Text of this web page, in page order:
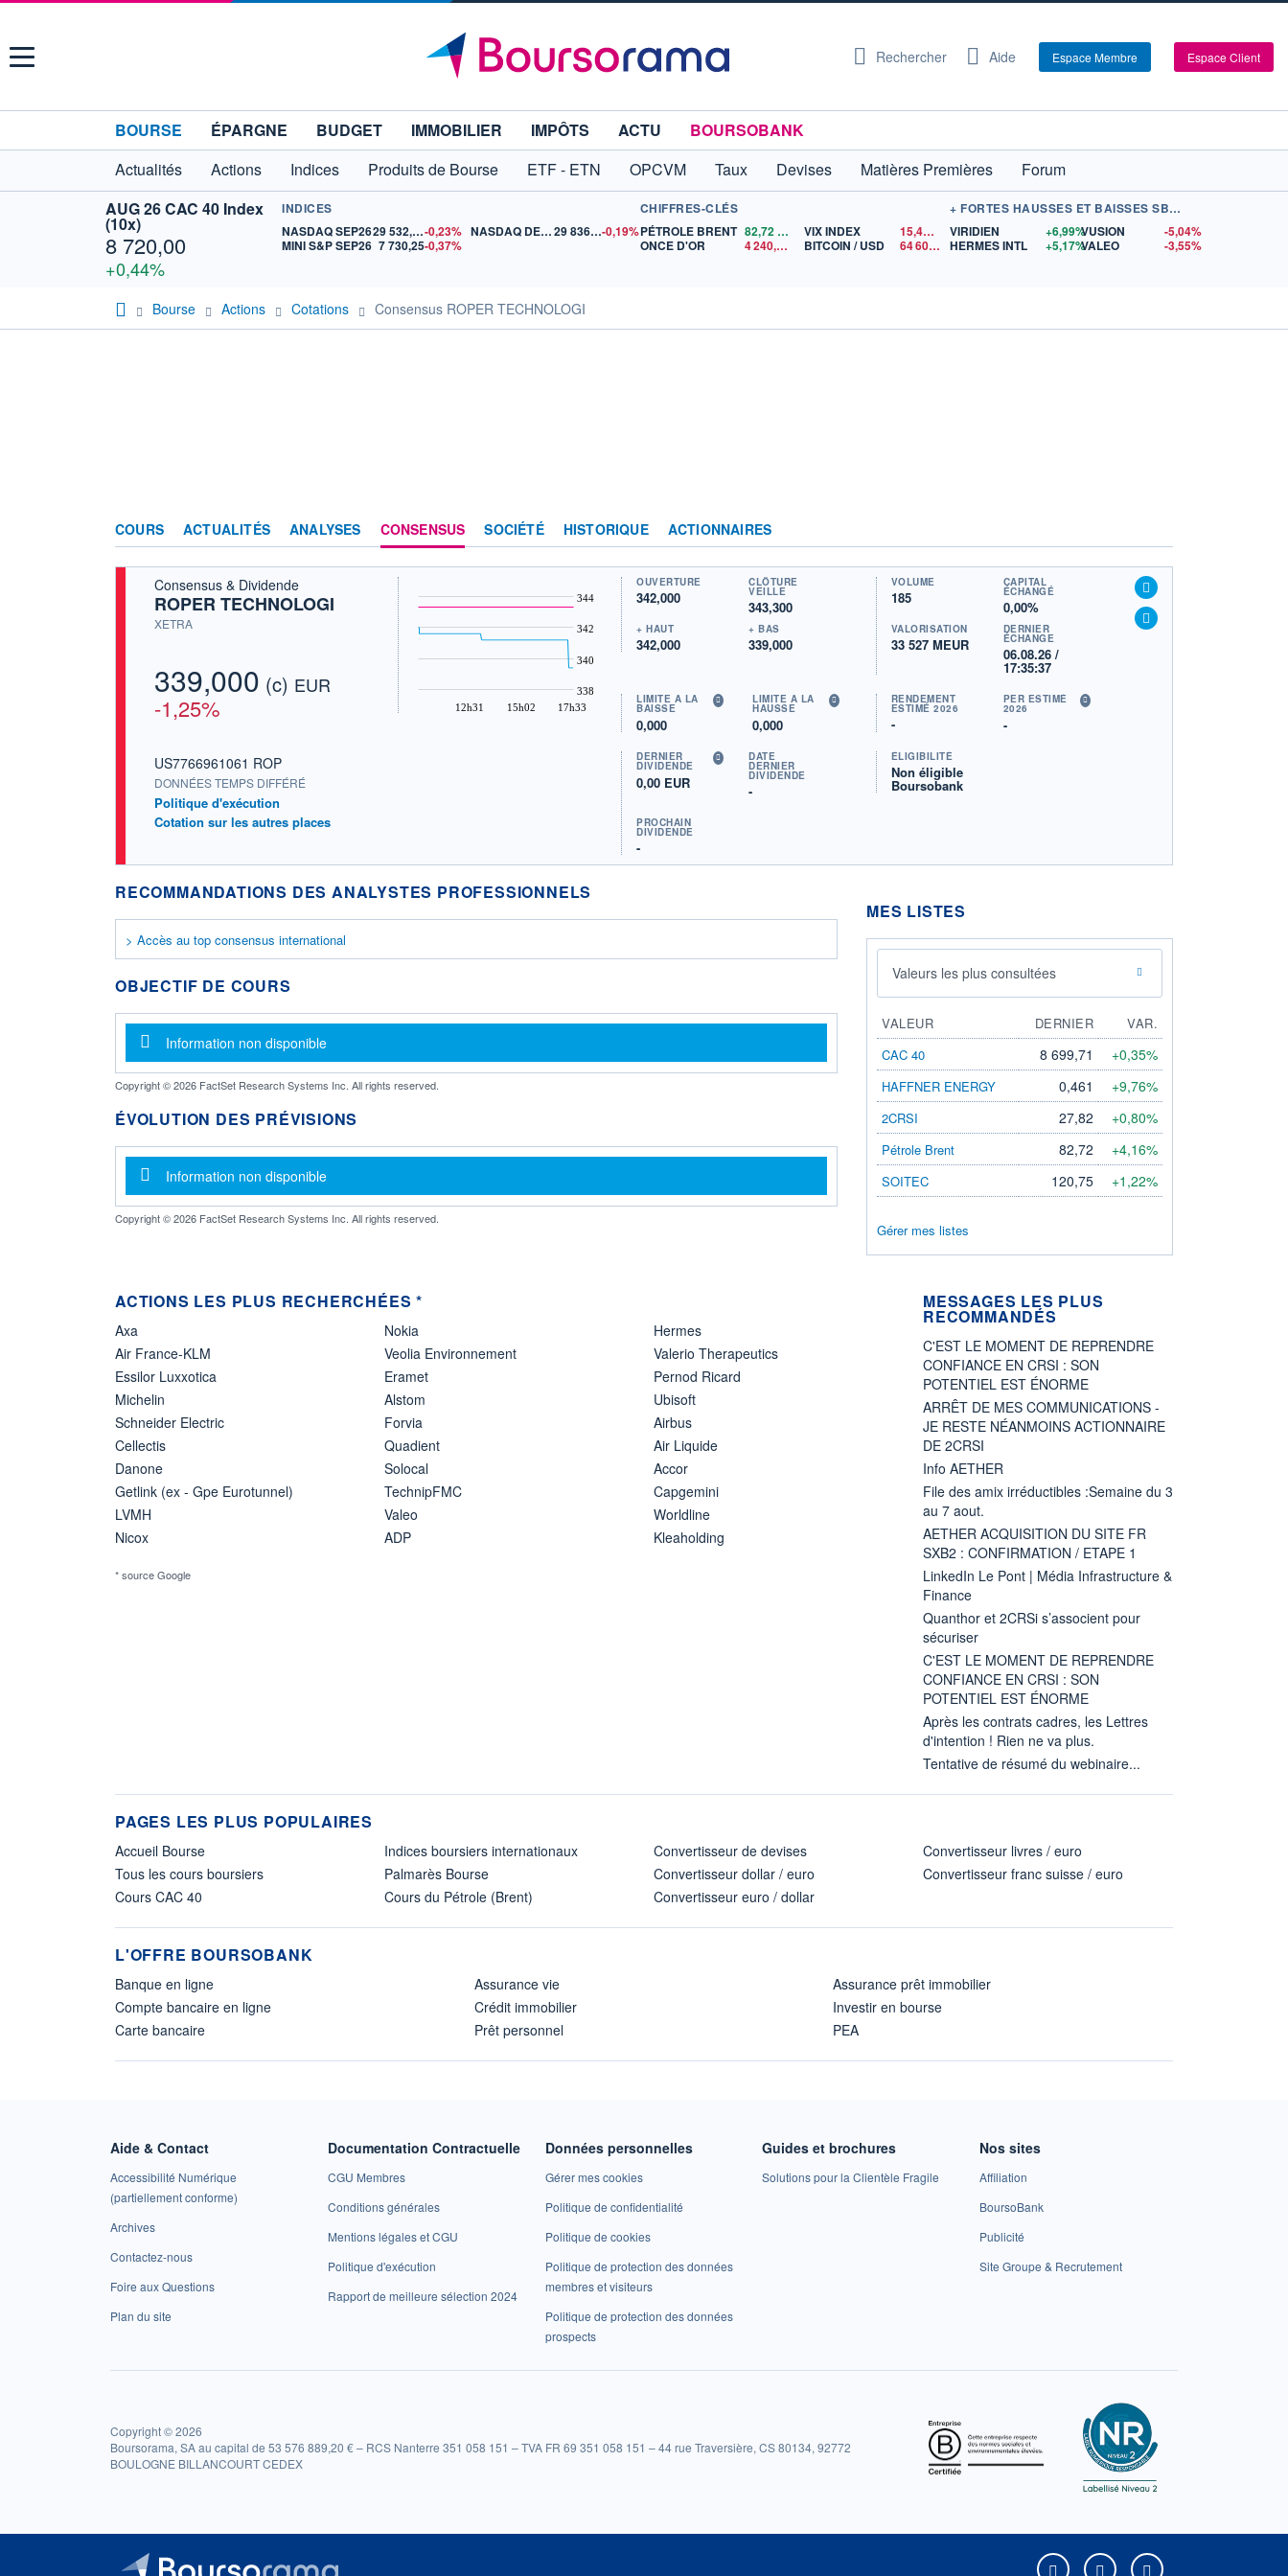
Menu Rechercher Aide Espace Membre Espace Client
BOURSE ÉPARGNE BUDGET IMMOBILIER IMPÔTS ACTU
BOURSOBANK
Actualités
Actions Indices Produits de Bourse ETF - ETN OPCVM Taux Devises Matières Premières
Forum
AUG 26 CAC 40 Index
(10x)
8 720,00
+0,44%
INDICES
NASDAQ SEP26
29 532,75-0,23%
MINI S&P SEP26 7 730,25-0,37%
NASDAQ DEC26 29 836,75-0,19%
CHIFFRES-CLÉS
PÉTROLE BRENT 82,72
ONCE D'OR
4 240,52 $US
VIX INDEX 15,42$US
BITCOIN / USD
64 609,64 $US
+ FORTES HAUSSES ET BAISSES SBF 120
VIRIDIEN
+6,99%
HERMES INTL
+5,17%
VUSION
-5,04%
VALEO
-3,55%
Bourse Actions Cotations Consensus ROPER TECHNOLOGI
COURS ACTUALITÉS ANALYSES CONSENSUS SOCIÉTÉ HISTORIQUE ACTIONNAIRES
Consensus & Dividende
ROPER TECHNOLOGI
XETRA
339,000 (c) EUR
-1,25%
US7766961061 ROP
DONNÉES TEMPS DIFFÉRÉ
Politique d'exécution
Cotation sur les autres places
12h31 15h02 17h33
338
340
342
344
OUVERTURE
342,000
CLÔTURE
VEILLE
343,300
+ HAUT
342,000
+ BAS
339,000
VOLUME
185
CAPITAL
ÉCHANGÉ
0,00%
VALORISATION
33 527 MEUR
DERNIER
ÉCHANGE
06.08.26 /
17:35:37
LIMITE À LA
BAISSE
0,000
LIMITE À LA
HAUSSE
0,000
RENDEMENT
ESTIMÉ 2026
-
PER ESTIMÉ
2026
-
DERNIER
DIVIDENDE
0,00 EUR
DATE
DERNIER
DIVIDENDE
-
PROCHAIN
DIVIDENDE
-
ÉLIGIBILITÉ
Non éligible
Boursobank
RECOMMANDATIONS DES ANALYSTES PROFESSIONNELS
> Accès au top consensus international
OBJECTIF DE COURS
Message d'information
Information non disponible
Copyright © 2026 FactSet Research Systems Inc. All rights reserved.
ÉVOLUTION DES PRÉVISIONS
Message d'information
Information non disponible
Copyright © 2026 FactSet Research Systems Inc. All rights reserved.
MES LISTES
Valeurs les plus consultées
VALEUR DERNIER
VAR.
CAC 40
8 699,71 +0,35%
HAFFNER ENERGY 0,461 +9,76%
2CRSI 27,82 +0,80%
Pétrole Brent 82,72 +4,16%
SOITEC 120,75 +1,22%
Gérer mes listes
ACTIONS LES PLUS RECHERCHÉES *
Axa
Air France-KLM
Essilor Luxxotica
Michelin
Schneider Electric
Cellectis
Danone
Getlink (ex - Gpe Eurotunnel)
LVMH
Nicox
Nokia
Veolia Environnement
Eramet
Alstom
Forvia
Quadient
Solocal
TechnipFMC
Valeo
ADP
Hermes
Valerio Therapeutics
Pernod Ricard
Ubisoft
Airbus
Air Liquide
Accor
Capgemini
Worldline
Kleaholding
* source Google
MESSAGES LES PLUS
RECOMMANDÉS
C'EST LE MOMENT DE REPRENDRE
CONFIANCE EN CRSI : SON
POTENTIEL EST ÉNORME
ARRÊT DE MES COMMUNICATIONS -
JE RESTE NÉANMOINS ACTIONNAIRE
DE 2CRSI
Info AETHER
File des amix irréductibles :Semaine du 3
au 7 aout.
AETHER ACQUISITION DU SITE FR
SXB2 : CONFIRMATION / ETAPE 1
LinkedIn Le Pont | Média Infrastructure &
Finance
Quanthor et 2CRSi s’associent pour
sécuriser
C'EST LE MOMENT DE REPRENDRE
CONFIANCE EN CRSI : SON
POTENTIEL EST ÉNORME
Après les contrats cadres, les Lettres
d'intention ! Rien ne va plus.
Tentative de résumé du webinaire...
PAGES LES PLUS POPULAIRES
Accueil Bourse
Tous les cours boursiers
Cours CAC 40
Indices boursiers internationaux
Palmarès Bourse
Cours du Pétrole (Brent)
Convertisseur de devises
Convertisseur dollar / euro
Convertisseur euro / dollar
Convertisseur livres / euro
Convertisseur franc suisse / euro
L'OFFRE BOURSOBANK
Banque en ligne
Compte bancaire en ligne
Carte bancaire
Assurance vie
Crédit immobilier
Prêt personnel
Assurance prêt immobilier
Investir en bourse
PEA
Aide & Contact
Accessibilité Numérique
(partiellement conforme)
Archives
Contactez-nous
Foire aux Questions
Plan du site
Documentation Contractuelle
CGU Membres
Conditions générales
Mentions légales et CGU
Politique d'exécution
Rapport de meilleure sélection 2024
Données personnelles
Gérer mes cookies
Politique de confidentialité
Politique de cookies
Politique de protection des données
membres et visiteurs
Politique de protection des données
prospects
Guides et brochures
Solutions pour la Clientèle Fragile
Nos sites
Affiliation
BoursoBank
Publicité
Site Groupe & Recrutement
Copyright © 2026
Boursorama, SA au capital de 53 576 889,20 € – RCS Nanterre 351 058 151 – TVA FR 69 351 058 151 – 44 rue Traversière, CS 80134, 92772
BOULOGNE BILLANCOURT CEDEX
Boursorama sur Facebook
Boursorama sur X
Boursorama sur